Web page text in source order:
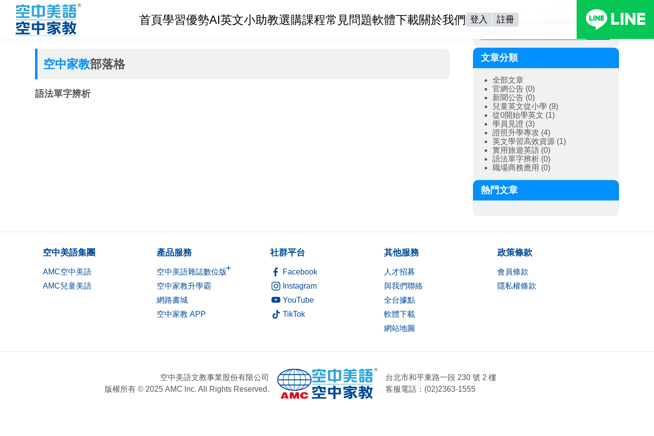
首頁學習優勢AI英文小助教選購課程常見問題軟體下載關於我們 登入 註冊
空中家教部落格
語法單字辨析
搜尋
文章分類
全部文章
官網公告 (0)
新聞公告 (0)
兒童英文從小學 (9)
從0開始學英文 (1)
學員見證 (3)
證照升學專攻 (4)
英文學習高效資源 (1)
實用旅遊英語 (0)
語法單字辨析 (0)
職場商務應用 (0)
熱門文章
空中美語集團
AMC空中美語
AMC兒童美語
產品服務
空中美語雜誌數位版+
空中家教升學霸
網路書城
空中家教 APP
社群平台
Facebook
Instagram
YouTube
TikTok
其他服務
人才招募
與我們聯絡
全台據點
軟體下載
網站地圖
政策條款
會員條款
隱私權條款
空中美語文教事業股份有限公司
版權所有 © 2025 AMC lnc. All Rights Reserved.
台北市和平東路一段 230 號 2 樓
客服電話：(02)2363-1555